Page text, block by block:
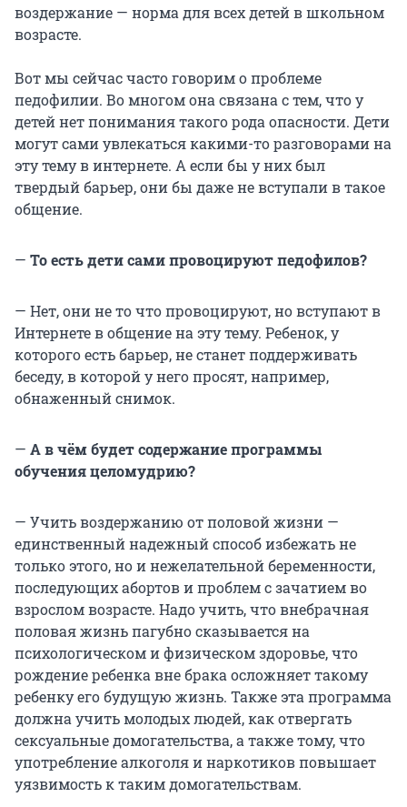
воздержание — норма для всех детей в школьном
возрасте.
Вот мы сейчас часто говорим о проблеме
педофилии. Во многом она связана с тем, что у
детей нет понимания такого рода опасности. Дети
могут сами увлекаться какими-то разговорами на
эту тему в интернете. А если бы у них был
твердый барьер, они бы даже не вступали в такое
общение.
— То есть дети сами провоцируют педофилов?
— Нет, они не то что провоцируют, но вступают в
Интернете в общение на эту тему. Ребенок, у
которого есть барьер, не станет поддерживать
беседу, в которой у него просят, например,
обнаженный снимок.
— А в чём будет содержание программы
обучения целомудрию?
— Учить воздержанию от половой жизни —
единственный надежный способ избежать не
только этого, но и нежелательной беременности,
последующих абортов и проблем с зачатием во
взрослом возрасте. Надо учить, что внебрачная
половая жизнь пагубно сказывается на
психологическом и физическом здоровье, что
рождение ребенка вне брака осложняет такому
ребенку его будущую жизнь. Также эта программа
должна учить молодых людей, как отвергать
сексуальные домогательства, а также тому, что
употребление алкоголя и наркотиков повышает
уязвимость к таким домогательствам.